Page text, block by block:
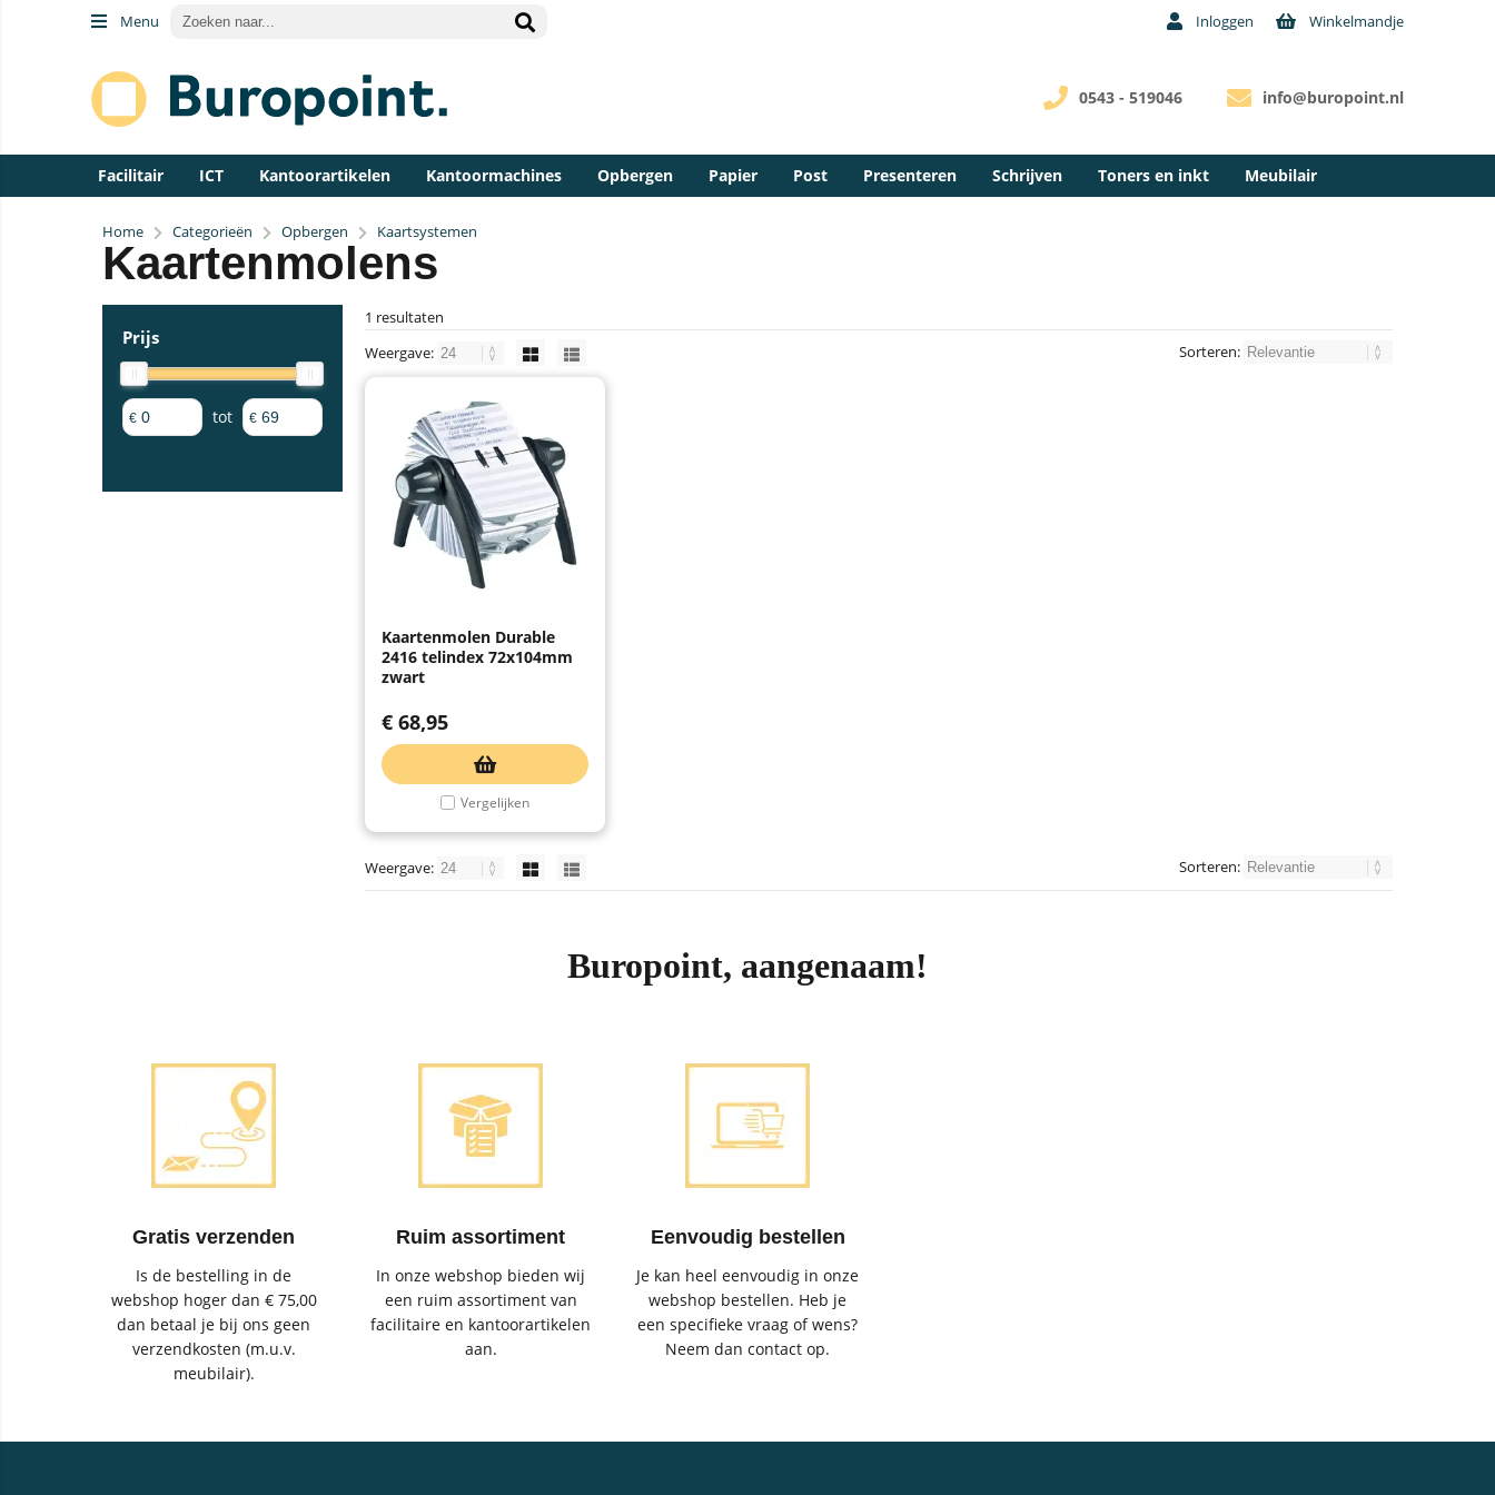
Menu Inloggen Winkelmandje
info@buropoint.nl
0543 - 519046
Facilitair ICT Kantoorartikelen Kantoormachines Opbergen Papier Post Presenteren Schrijven Toners en inkt Meubilair
Home Categorieën Opbergen Kaartsystemen
Kaartenmolens
Prijs
€ tot €
1 resultaten
Weergave:
Sorteren:
Kaartenmolen Durable
2416 telindex 72x104mm
zwart
€ 68,95
Vergelijken
Weergave: Sorteren:
Buropoint, aangenaam!
Gratis verzenden
Is de bestelling in de
webshop hoger dan € 75,00
dan betaal je bij ons geen
verzendkosten (m.u.v.
meubilair).
Ruim assortiment
In onze webshop bieden wij
een ruim assortiment van
facilitaire en kantoorartikelen
aan.
Eenvoudig bestellen
Je kan heel eenvoudig in onze
webshop bestellen. Heb je
een specifieke vraag of wens?
Neem dan contact op.